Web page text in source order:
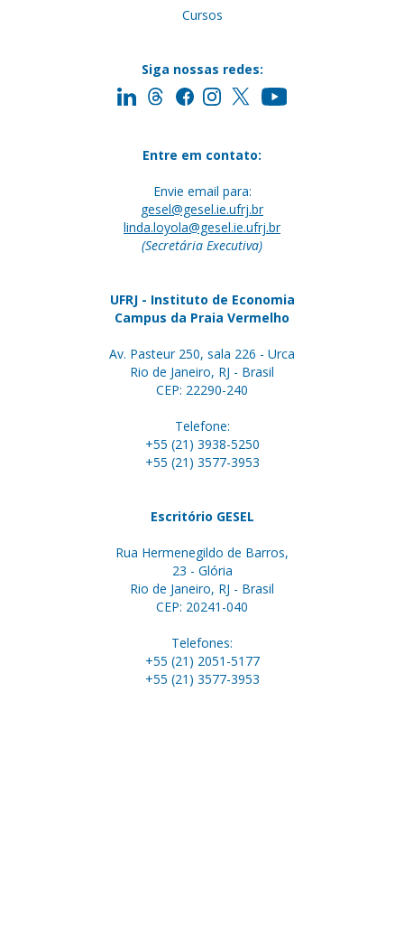
Cursos
Siga nossas redes:
Entre em contato:
Envie email para:
gesel@gesel.ie.ufrj.br
linda.loyola@gesel.ie.ufrj.br
(Secretária Executiva)
UFRJ - Instituto de Economia
Campus da Praia Vermelho
Av. Pasteur 250, sala 226 - Urca
Rio de Janeiro, RJ - Brasil
CEP: 22290-240
Telefone:
+55 (21) 3938-5250
+55 (21) 3577-3953
Escritório GESEL
Rua Hermenegildo de Barros,
23 - Glória
Rio de Janeiro, RJ - Brasil
CEP: 20241-040
Telefones:
+55 (21) 2051-5177
+55 (21) 3577-3953